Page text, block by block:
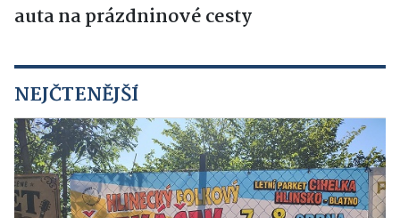
auta na prázdninové cesty
NEJČTENĚJŠÍ